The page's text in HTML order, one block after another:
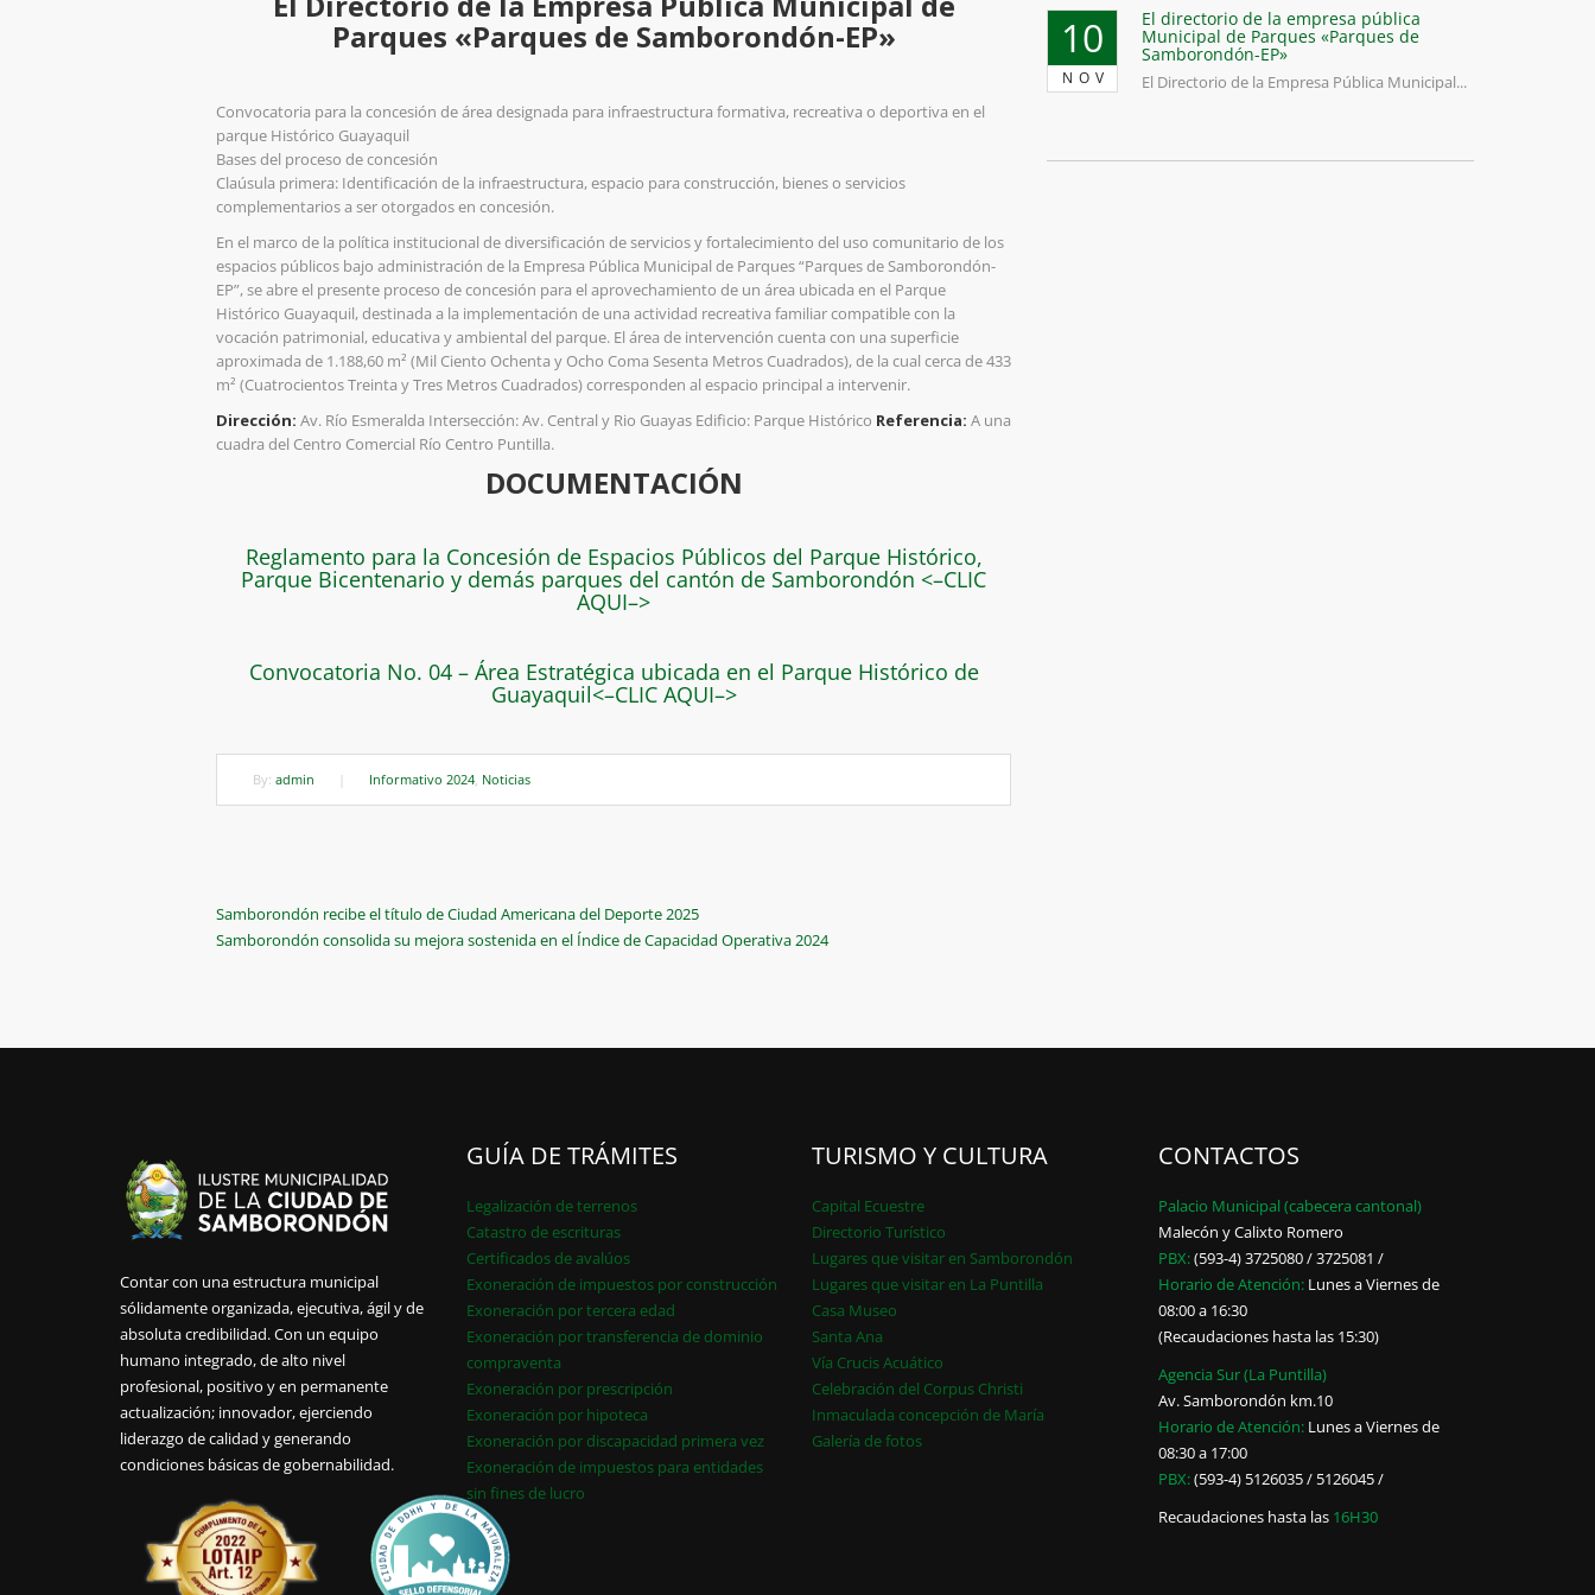
Parques «Parques de Samborondón-EP»
Convocatoria para la concesión de área designada para infraestructura formativa, recreativa o deportiva en el
parque Histórico Guayaquil
Bases del proceso de concesión
Claúsula primera: Identificación de la infraestructura, espacio para construcción, bienes o servicios
complementarios a ser otorgados en concesión.
En el marco de la política institucional de diversificación de servicios y fortalecimiento del uso comunitario de los
espacios públicos bajo administración de la Empresa Pública Municipal de Parques “Parques de Samborondón-
EP”, se abre el presente proceso de concesión para el aprovechamiento de un área ubicada en el Parque
Histórico Guayaquil, destinada a la implementación de una actividad recreativa familiar compatible con la
vocación patrimonial, educativa y ambiental del parque. El área de intervención cuenta con una superficie
aproximada de 1.188,60 m² (Mil Ciento Ochenta y Ocho Coma Sesenta Metros Cuadrados), de la cual cerca de 433
m² (Cuatrocientos Treinta y Tres Metros Cuadrados) corresponden al espacio principal a intervenir.
Dirección: Av. Río Esmeralda Intersección: Av. Central y Rio Guayas Edificio: Parque Histórico Referencia: A una
cuadra del Centro Comercial Río Centro Puntilla.
DOCUMENTACIÓN
Reglamento para la Concesión de Espacios Públicos del Parque Histórico,
Parque Bicentenario y demás parques del cantón de Samborondón <–CLIC
AQUI–>
Convocatoria No. 04 – Área Estratégica ubicada en el Parque Histórico de
Guayaquil<–CLIC AQUI–>
By: admin Informativo 2024, Noticias
Navegación
de
Previous
Post
Samborondón recibe el título de Ciudad Americana del Deporte 2025
Next
Samborondón consolida su mejora sostenida en el Índice de Capacidad Operativa 2024
10
NOV
El directorio de la empresa pública
Municipal de Parques «Parques de
Samborondón-EP»
El Directorio de la Empresa Pública Municipal...
Contar con una estructura municipal
sólidamente organizada, ejecutiva, ágil y de
absoluta credibilidad. Con un equipo
humano integrado, de alto nivel
profesional, positivo y en permanente
actualización; innovador, ejerciendo
liderazgo de calidad y generando
condiciones básicas de gobernabilidad.
GUÍA DE TRÁMITES
Legalización de terrenos
Catastro de escrituras
Certificados de avalúos
Exoneración de impuestos por construcción
Exoneración por tercera edad
Exoneración por transferencia de dominio
compraventa
Exoneración por prescripción
Exoneración por hipoteca
Exoneración por discapacidad primera vez
Exoneración de impuestos para entidades
sin fines de lucro
TURISMO Y CULTURA
Capital Ecuestre
Directorio Turístico
Lugares que visitar en Samborondón
Lugares que visitar en La Puntilla
Casa Museo
Santa Ana
Vía Crucis Acuático
Celebración del Corpus Christi
Inmaculada concepción de María
Galería de fotos
CONTACTOS
Palacio Municipal (cabecera cantonal)
Malecón y Calixto Romero
PBX:(593-4) 3725080 / 3725081 /
Horario de Atención:Lunes a Viernes de
08:00 a 16:30
(Recaudaciones hasta las 15:30)
Agencia Sur (La Puntilla)
Av. Samborondón km.10
Horario de Atención:Lunes a Viernes de
08:30 a 17:00
PBX:(593-4) 5126035 / 5126045 /
Recaudaciones hasta las 16H30